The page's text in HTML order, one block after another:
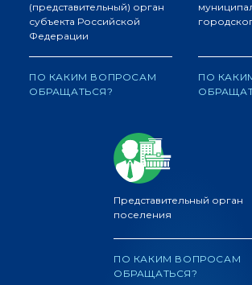
(представительный) орган
субъекта Российской
Федерации
ПО КАКИМ ВОПРОСАМ
ОБРАЩАТЬСЯ?
ПО
Представительный орган
поселения
ПО КАКИМ ВОПРОСАМ
ОБРАЩАТЬСЯ?